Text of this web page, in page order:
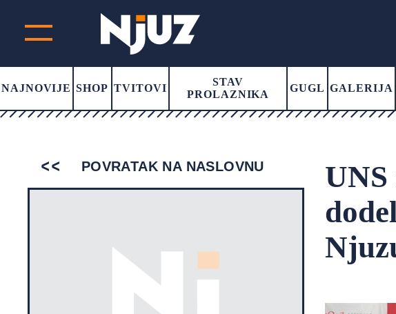
NAJNOVIJE SHOP TVITOVI
STAV
PROLAZNIKA
GUGL GALERIJA
POVRATAK NA NASLOVNU